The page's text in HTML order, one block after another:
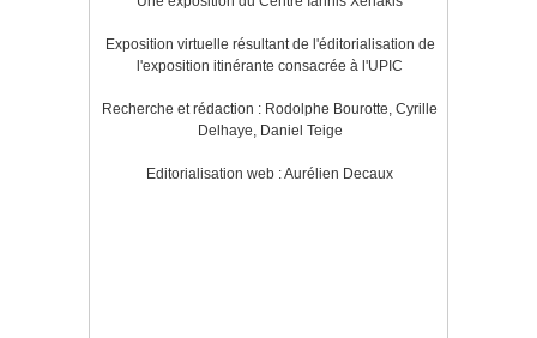
Exposition virtuelle résultant de l'éditorialisation de
l'exposition itinérante consacrée à l'UPIC
Recherche et rédaction : Rodolphe Bourotte, Cyrille
Delhaye, Daniel Teige
Editorialisation web : Aurélien Decaux